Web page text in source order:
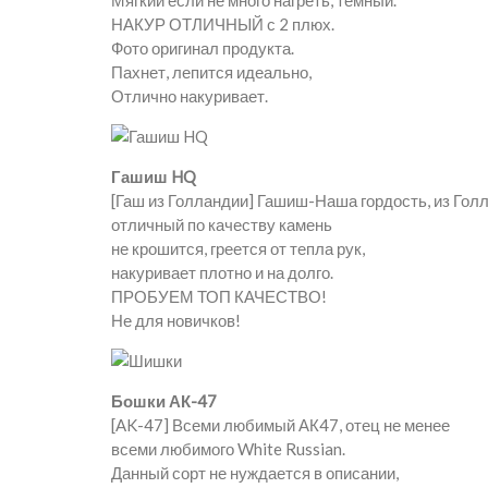
НАКУР ОТЛИЧНЫЙ с 2 плюх.
Фото оригинал продукта.
Пахнет, лепится идеально,
Отлично накуривает.
Гашиш HQ
[Гаш из Голландии] Гашиш-Наша гордость, из
отличный по качеству камень
не крошится, греется от тепла рук,
накуривает плотно и на долго.
ПРОБУЕМ ТОП КАЧЕСТВО!
Не для новичков!
Бошки АК-47
[AK-47] Всеми любимый АК47, отец не менее
всеми любимого White Russian.
Данный сорт не нуждается в описании,